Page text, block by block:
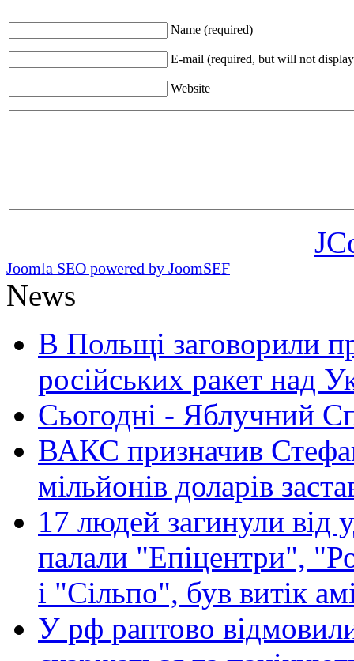
Name (required)
E-mail (required, but will not
Website
Joomla SEO powered by JoomSEF
News
В Польщі заговорили
російських ракет над
Сьогодні - Яблучний
ВАКС призначив
мільйонів доларів
17 людей загинули від
палали "Епіцентри",
і "Сільпо", був витік
У рф раптово